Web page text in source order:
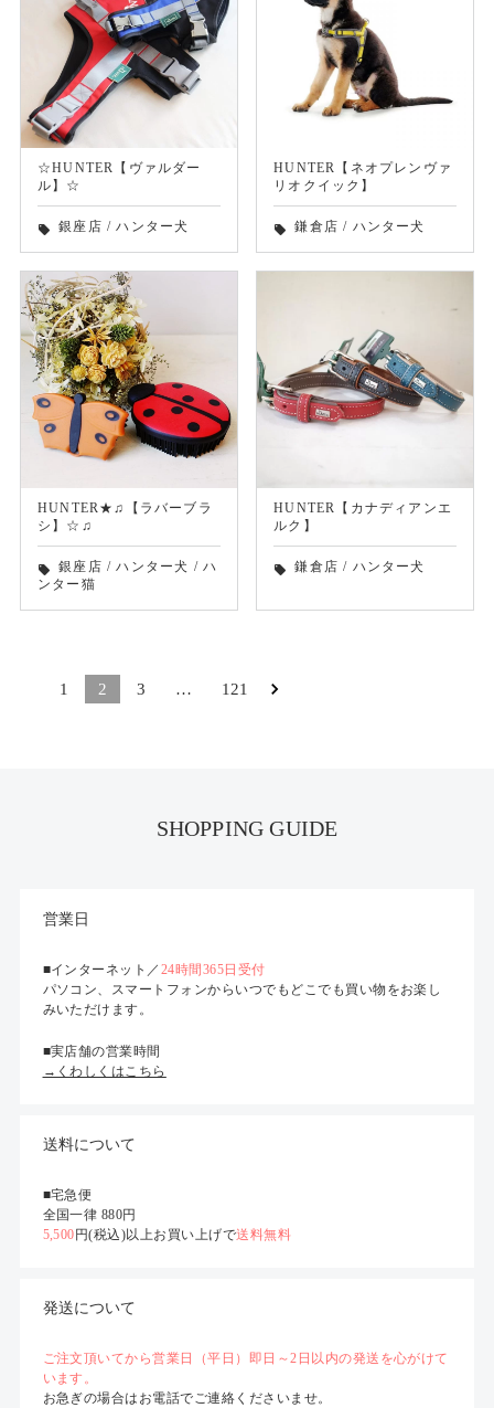
☆HUNTER【ヴァルダー
ル】☆
local_offer 銀座店 /ハンター犬
HUNTER【ネオプレンヴァ
リオクイック】
local_offer 鎌倉店 / ハンター犬
HUNTER★♫【ラバーブラ
シ】☆♫
local_offer 銀座店 /ハンター犬 / ハ
ンター猫
HUNTER【カナディアンエ
ルク】
local_offer 鎌倉店 / ハンター犬
1 2 3 … 121
SHOPPING GUIDE
営業日
■インターネット／ 24時間365日受付
パソコン、スマートフォンからいつでもどこでも買い物をお楽し
みいただけます。
■実店舗の営業時間
→くわしくはこちら
送料について
■宅急便
全国一律 880円
5,500 円(税込)以上お買い上げで送料無料
発送について
ご注文頂いてから営業日（平日）即日～2日以内の発送を心がけて
います。
お急ぎの場合はお電話でご連絡くださいませ。